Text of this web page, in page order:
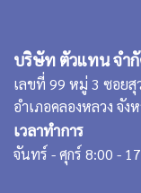
บริษัท ตัวแทน จำ
เลขที่ 99 หมู่ 3 ซอย
อำเภอคลองหลวง จั
เวลาทำการ
จันทร์ - ศุกร์ 8:00 -